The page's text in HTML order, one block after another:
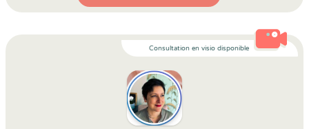
Consultation en visio disponible